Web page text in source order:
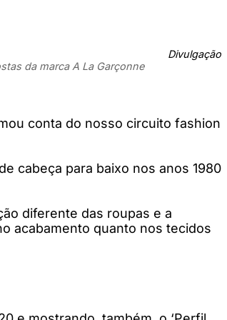
Divulgação
da marca A La Garçonne
conta do nosso circuito fashion
cabeça para baixo nos anos 1980
diferente das roupas e a
acabamento quanto nos tecidos